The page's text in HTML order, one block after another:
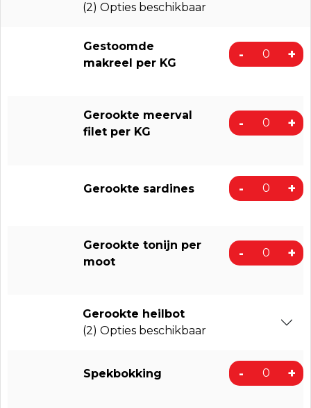
(2) Opties beschikbaar
Gestoomde
makreel per KG
- +
Gerookte meerval
filet per KG
- +
Gerookte sardines - +
Gerookte tonijn per
moot
- +
Gerookte heilbot
(2) Opties beschikbaar
Spekbokking - +